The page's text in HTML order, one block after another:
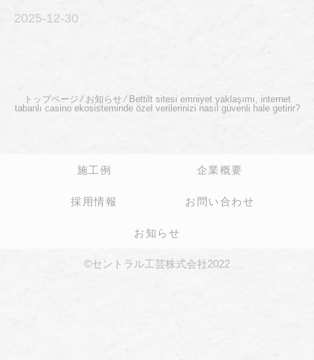
2025-12-30
トップページ ⁄ お知らせ⁄ Bettilt sitesi emniyet yaklaşımı, internet
tabanlı casino ekosisteminde özel verilerinizi nasıl güvenli hale getirir?
施工例 企業概要
採用情報 お問い合わせ
お知らせ
©セントラル工芸株式会社2022